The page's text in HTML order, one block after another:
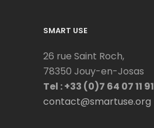
SMART USE
26 rue Saint Roch,
78350 Jouy-en-Josas
Tel : +33 (0)7 64 07 11 91
contact@smartuse.org